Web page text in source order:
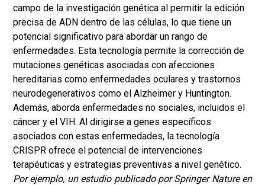
campo de la investigación genética al permitir la edición
precisa de ADN dentro de las células, lo que tiene un
potencial significativo para abordar un rango de
enfermedades. Esta tecnología permite la corrección de
mutaciones genéticas asociadas con afecciones
hereditarias como enfermedades oculares y trastornos
neurodegenerativos como el Alzheimer y Huntington.
Además, aborda enfermedades no sociales, incluidos el
cáncer y el VIH. Al dirigirse a genes específicos
asociados con estas enfermedades, la tecnología
CRISPR ofrece el potencial de intervenciones
terapéuticas y estrategias preventivas a nivel genético.
Por ejemplo, un estudio publicado por Springer Nature en